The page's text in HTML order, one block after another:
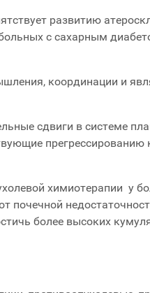
развитию
с сахарным
координации и
сдвиги в системе
прегрессированию
химиотерапии у
более высоких